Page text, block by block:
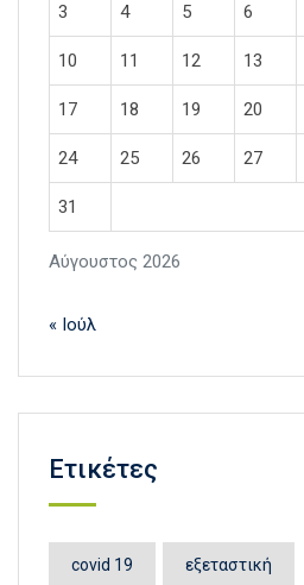
Αύγουστος 2026
3 4 5 6
10 11 12 13
17 18 19 20
24 25 26 27
31
« Ιούλ
Ετικέτες
covid 19 εξεταστική